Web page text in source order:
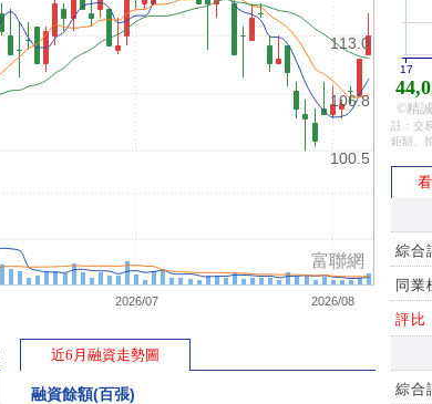
2026/07 2026/08
100.5
106.8
113.0
富聯網
近6月融資走勢圖
融資餘額(百張)
17
©精
註：交
鉅額、
綜合
同業
評比
綜合